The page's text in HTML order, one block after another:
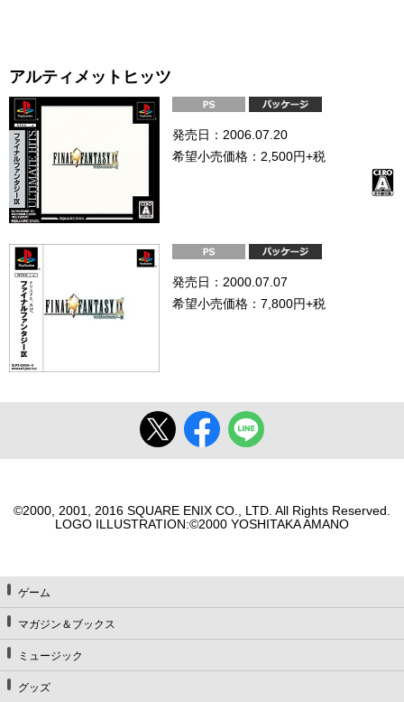
アルティメットヒッツ
発売日：2006.07.20
希望小売価格：2,500円+税
発売日：2000.07.07
希望小売価格：7,800円+税
©2000, 2001, 2016 SQUARE ENIX CO., LTD. All Rights Reserved.
LOGO ILLUSTRATION:©2000 YOSHITAKA AMANO
ゲーム
マガジン＆ブックス
ミュージック
グッズ